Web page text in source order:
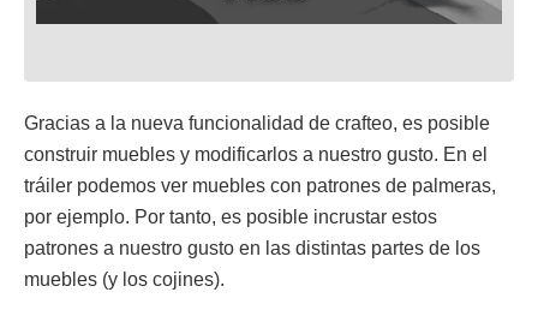
Gracias a la nueva funcionalidad de crafteo, es posible
construir muebles y modificarlos a nuestro gusto. En el
tráiler podemos ver muebles con patrones de palmeras,
por ejemplo. Por tanto, es posible incrustar estos
patrones a nuestro gusto en las distintas partes de los
muebles (y los cojines).